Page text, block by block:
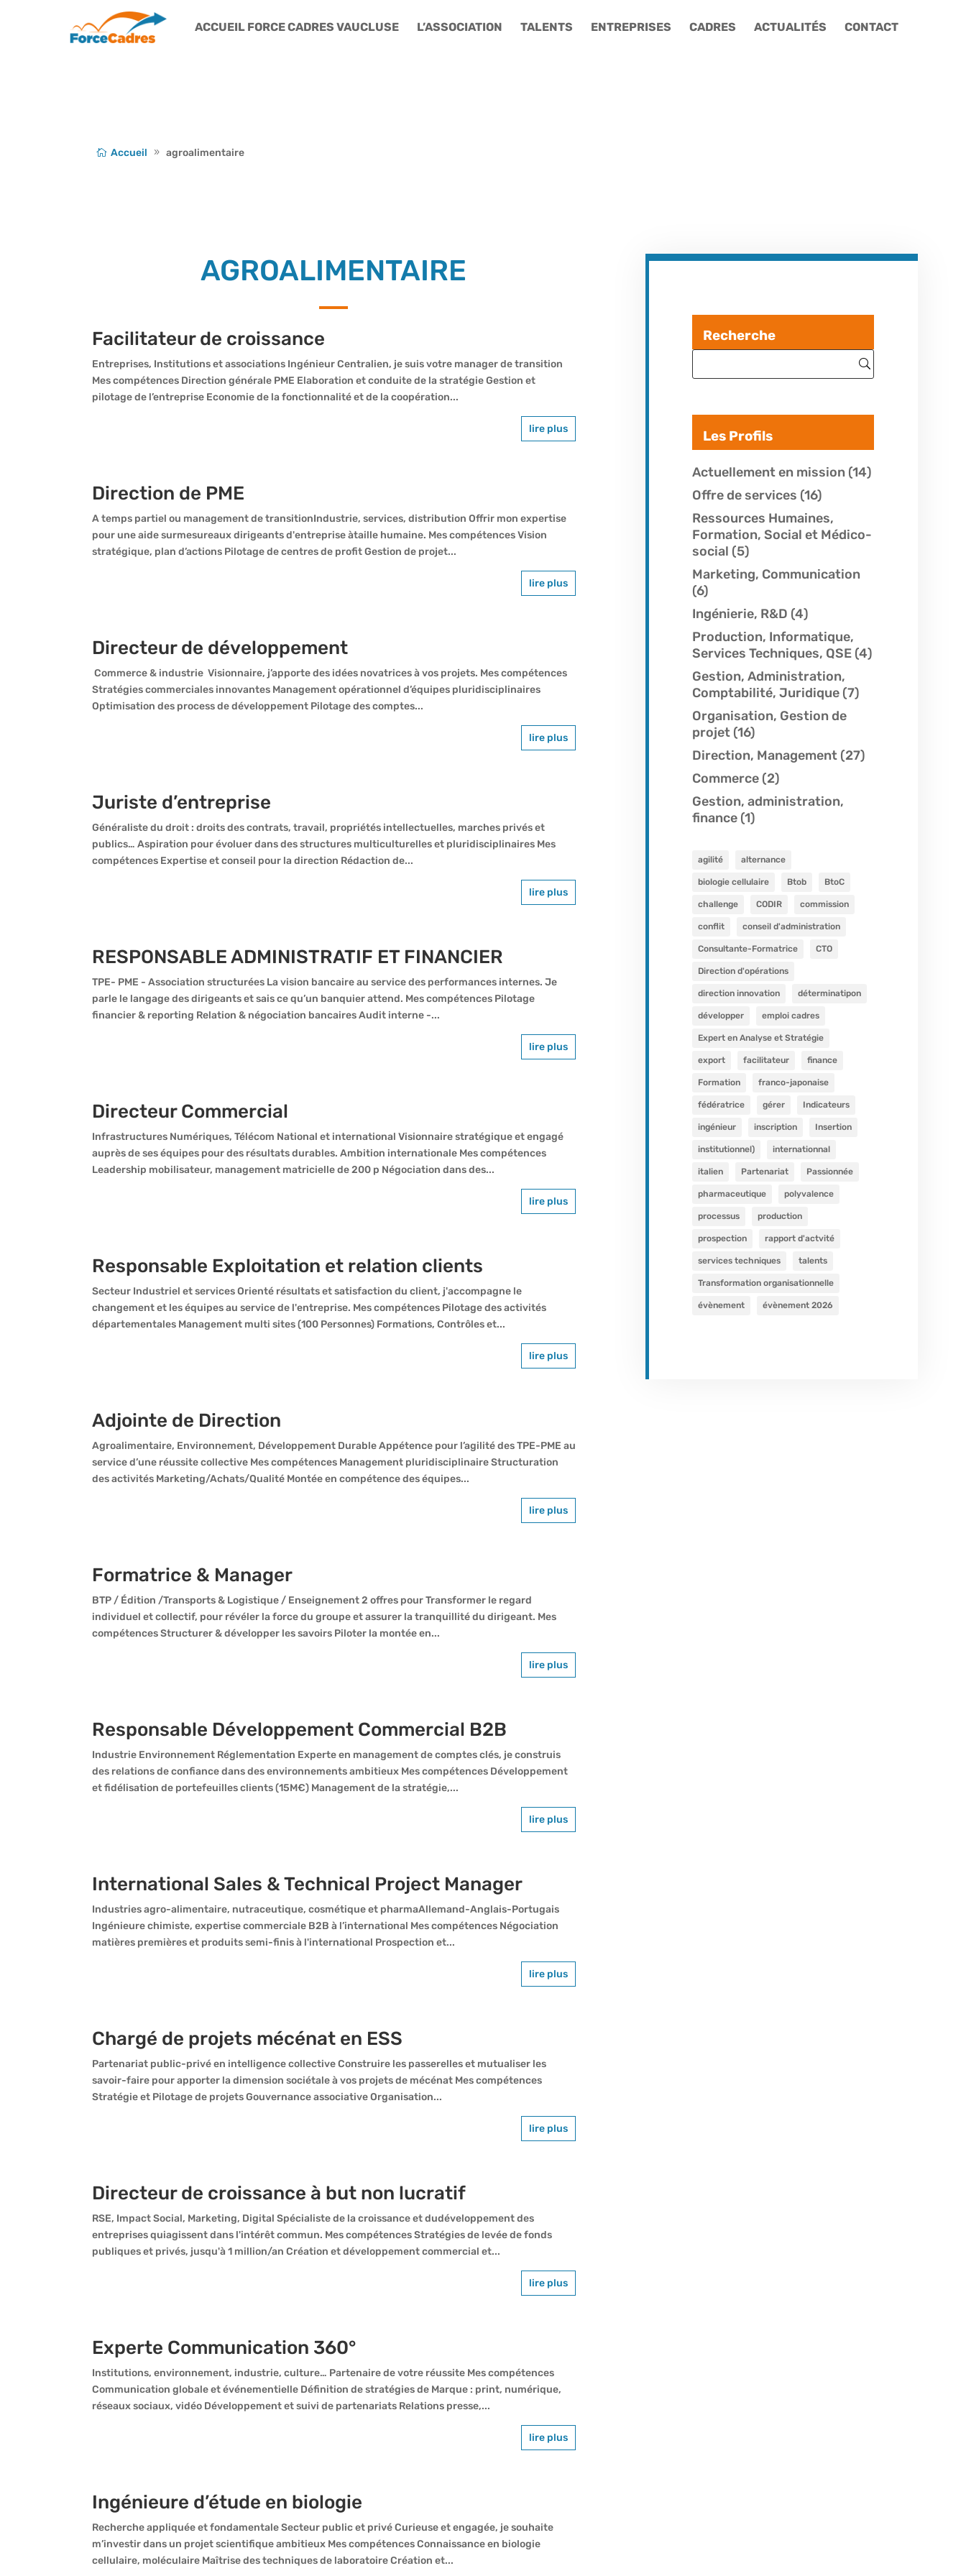
ACCUEIL FORCE CADRES VAUCLUSE L’ASSOCIATION TALENTS ENTREPRISES CADRES ACTUALITÉS CONTACT
Accueil agroalimentaire
AGROALIMENTAIRE
Facilitateur de croissance
Entreprises, Institutions et associations Ingénieur Centralien, je suis votre manager de transition
Mes compétences Direction générale PME Elaboration et conduite de la stratégie Gestion et
pilotage de l’entreprise Economie de la fonctionnalité et de la coopération...
lire plus
Direction de PME
A temps partiel ou management de transitionIndustrie, services, distribution Offrir mon expertise
pour une aide surmesureaux dirigeants d'entreprise àtaille humaine. Mes compétences Vision
stratégique, plan d’actions Pilotage de centres de profit Gestion de projet...
lire plus
Directeur de développement
Commerce & industrie Visionnaire, j’apporte des idées novatrices à vos projets. Mes compétences
Stratégies commerciales innovantes Management opérationnel d’équipes pluridisciplinaires
Optimisation des process de développement Pilotage des comptes...
lire plus
Juriste d’entreprise
Généraliste du droit : droits des contrats, travail, propriétés intellectuelles, marches privés et
publics… Aspiration pour évoluer dans des structures multiculturelles et pluridisciplinaires Mes
compétences Expertise et conseil pour la direction Rédaction de...
lire plus
RESPONSABLE ADMINISTRATIF ET FINANCIER
TPE- PME - Association structurées La vision bancaire au service des performances internes. Je
parle le langage des dirigeants et sais ce qu’un banquier attend. Mes compétences Pilotage
financier & reporting Relation & négociation bancaires Audit interne -...
lire plus
Directeur Commercial
Infrastructures Numériques, Télécom National et international Visionnaire stratégique et engagé
auprès de ses équipes pour des résultats durables. Ambition internationale Mes compétences
Leadership mobilisateur, management matricielle de 200 p Négociation dans des...
lire plus
Responsable Exploitation et relation clients
Secteur Industriel et services Orienté résultats et satisfaction du client, j'accompagne le
changement et les équipes au service de l'entreprise. Mes compétences Pilotage des activités
départementales Management multi sites (100 Personnes) Formations, Contrôles et...
lire plus
Adjointe de Direction
Agroalimentaire, Environnement, Développement Durable Appétence pour l’agilité des TPE-PME au
service d’une réussite collective Mes compétences Management pluridisciplinaire Structuration
des activités Marketing/Achats/Qualité Montée en compétence des équipes...
lire plus
Formatrice & Manager
BTP / Édition /Transports & Logistique / Enseignement 2 offres pour Transformer le regard
individuel et collectif, pour révéler la force du groupe et assurer la tranquillité du dirigeant. Mes
compétences Structurer & développer les savoirs Piloter la montée en...
lire plus
Responsable Développement Commercial B2B
Industrie Environnement Réglementation Experte en management de comptes clés, je construis
des relations de confiance dans des environnements ambitieux Mes compétences Développement
et fidélisation de portefeuilles clients (15M€) Management de la stratégie,...
lire plus
International Sales & Technical Project Manager
Industries agro-alimentaire, nutraceutique, cosmétique et pharmaAllemand-Anglais-Portugais
Ingénieure chimiste, expertise commerciale B2B à l’international Mes compétences Négociation
matières premières et produits semi-finis à l'international Prospection et...
lire plus
Chargé de projets mécénat en ESS
Partenariat public-privé en intelligence collective Construire les passerelles et mutualiser les
savoir-faire pour apporter la dimension sociétale à vos projets de mécénat Mes compétences
Stratégie et Pilotage de projets Gouvernance associative Organisation...
lire plus
Directeur de croissance à but non lucratif
RSE, Impact Social, Marketing, Digital Spécialiste de la croissance et dudéveloppement des
entreprises quiagissent dans l'intérêt commun. Mes compétences Stratégies de levée de fonds
publiques et privés, jusqu'à 1 million/an Création et développement commercial et...
lire plus
Experte Communication 360°
Institutions, environnement, industrie, culture… Partenaire de votre réussite Mes compétences
Communication globale et événementielle Définition de stratégies de Marque : print, numérique,
réseaux sociaux, vidéo Développement et suivi de partenariats Relations presse,...
lire plus
Ingénieure d’étude en biologie
Recherche appliquée et fondamentale Secteur public et privé Curieuse et engagée, je souhaite
m’investir dans un projet scientifique ambitieux Mes compétences Connaissance en biologie
cellulaire, moléculaire Maîtrise des techniques de laboratoire Création et...
Recherche
Les Profils
Actuellement en mission (14)
Offre de services (16)
Ressources Humaines,
Formation, Social et Médico-
social (5)
Marketing, Communication
(6)
Ingénierie, R&D (4)
Production, Informatique,
Services Techniques, QSE (4)
Gestion, Administration,
Comptabilité, Juridique (7)
Organisation, Gestion de
projet (16)
Direction, Management (27)
Commerce (2)
Gestion, administration,
finance (1)
agilité alternance
biologie cellulaire Btob BtoC
challenge CODIR commission
conflit conseil d'administration
Consultante-Formatrice CTO
Direction d'opérations
direction innovation déterminatipon
développer emploi cadres
Expert en Analyse et Stratégie
export facilitateur finance
Formation franco-japonaise
fédératrice gérer Indicateurs
ingénieur inscription Insertion
institutionnel) internationnal
italien Partenariat Passionnée
pharmaceutique polyvalence
processus production
prospection rapport d'actvité
services techniques talents
Transformation organisationnelle
évènement évènement 2026